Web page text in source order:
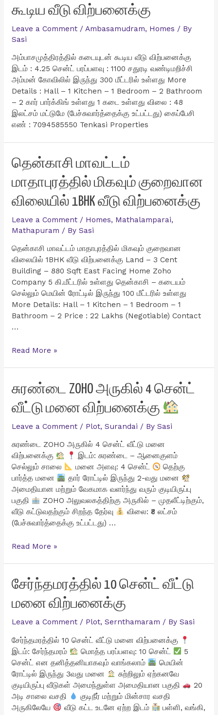
கூடிய வீடு விற்பனைக்கு
Leave a Comment / Ambasamudram, Homes / By
Sasi
அம்பாசமுத்திரத்தில் கடையுடன் கூடிய வீடு விற்பனைக்கு
இடம் : 4.25 சென்ட் பரப்பளவு : 1100 சதுரடி வண்டிமறிச்சி
அம்மன் கோவிலில் இருந்து 300 மீட்டரில் உள்ளது More
Details : Hall – 1 Kitchen – 1 Bedroom – 2 Bathroom
– 2 கார் பார்க்கிங் உள்ளது 1 கடை உள்ளது விலை : 48
இலட்சம் மட்டுமே (பேச்சுவார்த்தைக்கு உட்பட்டது) கைப்பேசி
எண் : 7094585550 Tenkasi Properties
தென்காசி மாவட்டம்
மாதாபுரத்தில் மிகவும் குறைவான
விலையில் 1BHK வீடு விற்பனைக்கு
Leave a Comment / Homes, Mathalamparai,
Mathapuram / By Sasi
தென்காசி மாவட்டம் மாதாபுரத்தில் மிகவும் குறைவான
விலையில் 1BHK வீடு விற்பனைக்கு Land – 3 Cent
Building – 880 Sqft East Facing Home Zoho
Company 5 கி.மீட்டரில் உள்ளது தென்காசி – கடையம்
செல்லும் மெயின் ரோட்டில் இருந்து 100 மீட்டரில் உள்ளது
More Details: Hall – 1 Kitchen – 1 Bedroom – 1
Bathroom – 2 Price : 22 Lakhs (Negotiable) Contact
…
தென்காசி
குறைவான
விலையில்
வீடு
விற்பனைக்கு
Read More »
சுரண்டை ZOHO அருகில் 4 சென்ட்
வீட்டு மனை விற்பனைக்கு
Leave a Comment / Plot, Surandai / By Sasi
சுரண்டை ZOHO அருகில் 4 சென்ட் வீட்டு மனை
விற்பனைக்கு
இடம்: சுரண்டை – ஆனைகுளம்
செல்லும் சாலை
மனை அளவு: 4 சென்ட்
தெற்கு
பார்த்த மனை
தார் ரோட்டில் இருந்து 2-வது மனை
அமைதியான மற்றும் வேகமாக வளர்ந்து வரும் குடியிருப்பு
பகுதி
ZOHO அலுவலகத்திற்கு அருகில் – முதலீட்டிற்கும்,
வீடு கட்டுவதற்கும் சிறந்த தேர்வு
விலை: ₹8 லட்சம்
(பேச்சுவார்த்தைக்கு உட்பட்டது) …
சுரண்டை
4
சென்ட்
வீட்டு
விற்பனைக்கு
Read More »
சேர்ந்தமரத்தில் 10 சென்ட் வீட்டு
மனை விற்பனைக்கு
Leave a Comment / Plot, Sernthamaram / By Sasi
சேர்ந்தமரத்தில் 10 சென்ட் வீட்டு மனை விற்பனைக்கு
இடம்: சேர்ந்தமரம்
மொத்த பரப்பளவு: 10 சென்ட்
5
சென்ட் என தனித்தனியாகவும் வாங்கலாம்
மெயின்
ரோட்டில் இருந்து 3வது மனை
சுற்றிலும் ஏற்கனவே
குடியிருப்பு வீடுகள் அமைந்துள்ள அமைதியான பகுதி
20
அடி சாலை வசதி
குடிநீர் மற்றும் மின்சார வசதி
அருகிலேயே
வீடு கட்ட உடனே ஏற்ற இடம்
பள்ளி, வங்கி,